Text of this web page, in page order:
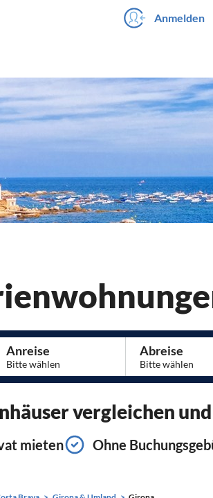
Anmelden
Anreise Abreise
vergleichen
mieten Ohne